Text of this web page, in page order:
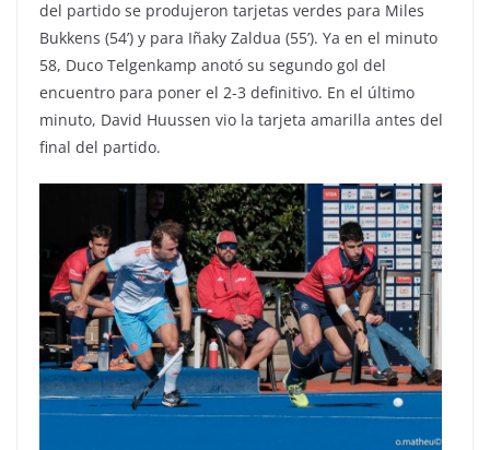
del partido se produjeron tarjetas verdes para Miles
Bukkens (54’) y para Iñaky Zaldua (55’). Ya en el minuto
58, Duco Telgenkamp anotó su segundo gol del
encuentro para poner el 2-3 definitivo. En el último
minuto, David Huussen vio la tarjeta amarilla antes del
final del partido.